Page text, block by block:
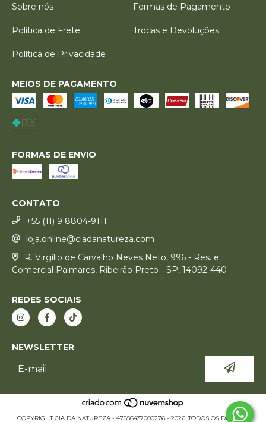
Sobre nós
Formas de Pagamento
Política de Frete Trocas e Devoluções
Política de Privacidade
MEIOS DE PAGAMENTO
FORMAS DE ENVIO
CONTATO
+55 (11) 9 8804-9111
loja.online@ciadanatureza.com
R. Virgílio de Carvalho Neves Neto, 996 - Res. e
Comercial Palmares, Ribeirão Preto - SP, 14092-440
REDES SOCIAIS
NEWSLETTER
COPYRIGHT CIA DA NATUREZA - 47856437000276 - 2026. TODOS OS DIREITOS